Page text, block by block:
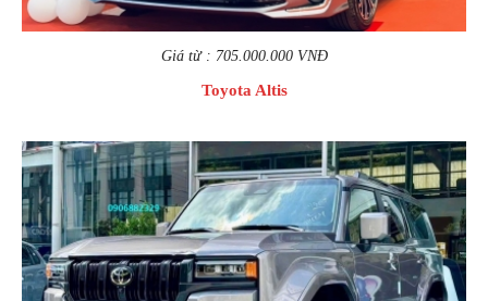
Giá từ : 705.000.000 VNĐ
Toyota Altis